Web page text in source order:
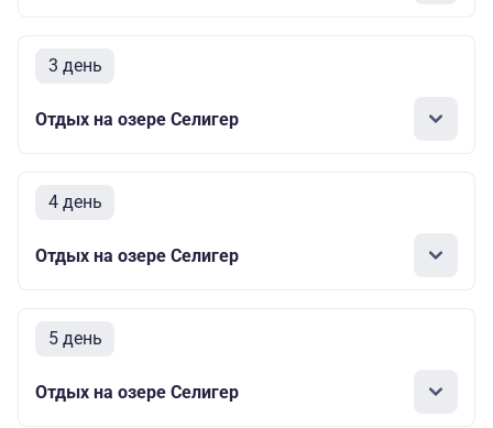
3 день
Отдых на озере Селигер
4 день
Отдых на озере Селигер
5 день
Отдых на озере Селигер